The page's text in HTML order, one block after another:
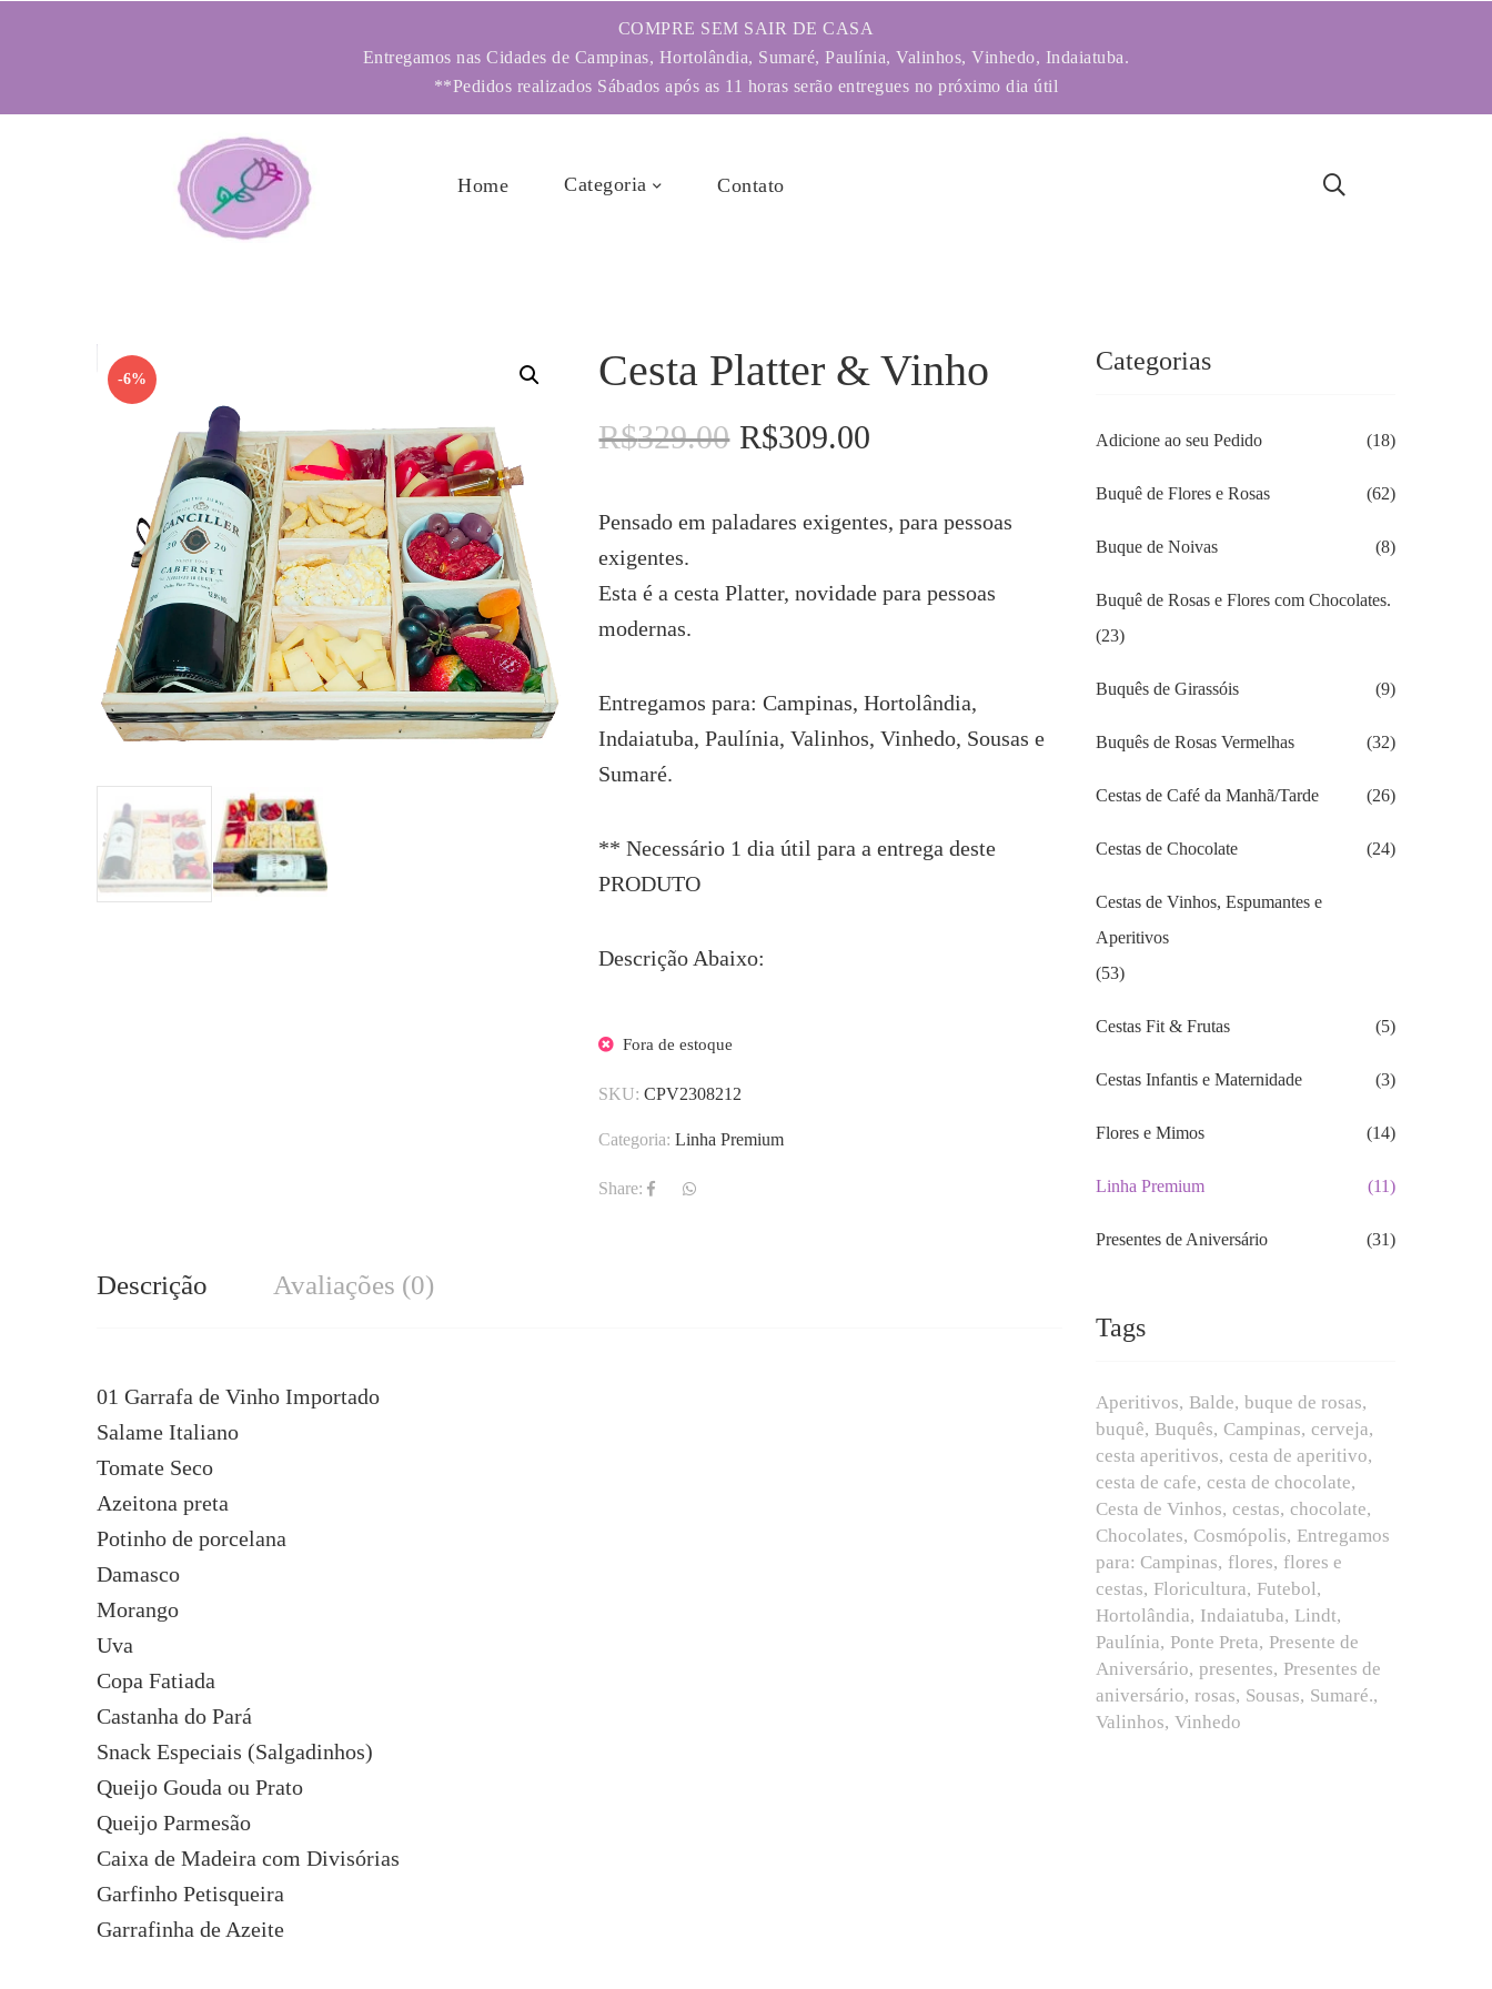
COMPRE SEM SAIR DE CASA
Entregamos nas Cidades de Campinas, Hortolândia, Sumaré, Paulínia, Valinhos, Vinhedo, Indaiatuba.
**Pedidos realizados Sábados após as 11 horas serão entregues no próximo dia útil
Home Categoria Contato
-6% Cesta Platter & Vinho
R$329.00 O
era:
R$309.00
é:
Pensado em paladares exigentes, para pessoas
exigentes.
Esta é a cesta Platter, novidade para pessoas
modernas.
Entregamos para: Campinas, Hortolândia,
Indaiatuba, Paulínia, Valinhos, Vinhedo, Sousas e
Sumaré.
** Necessário 1 dia útil para a entrega deste
PRODUTO
Descrição Abaixo:
Fora de estoque
SKU:CPV2308212
Categoria:Linha Premium
Share:
Descrição Avaliações (0)
01 Garrafa de Vinho Importado
Salame Italiano
Tomate Seco
Azeitona preta
Potinho de porcelana
Damasco
Morango
Uva
Copa Fatiada
Castanha do Pará
Snack Especiais (Salgadinhos)
Queijo Gouda ou Prato
Queijo Parmesão
Caixa de Madeira com Divisórias
Garfinho Petisqueira
Garrafinha de Azeite
Categorias
Adicione ao seu Pedido (18)
Buquê de Flores e Rosas (62)
Buque de Noivas (8)
Buquê de Rosas e Flores com Chocolates.
(23)
Buquês de Girassóis (9)
Buquês de Rosas Vermelhas (32)
Cestas de Café da Manhã/Tarde (26)
Cestas de Chocolate (24)
Cestas de Vinhos, Espumantes e
Aperitivos
(53)
Cestas Fit & Frutas (5)
Cestas Infantis e Maternidade (3)
Flores e Mimos (14)
Linha Premium (11)
Presentes de Aniversário (31)
Tags
Aperitivos Balde buque de rosas
buquê Buquês Campinas cerveja
cesta aperitivos cesta de aperitivo
cesta de cafe cesta de chocolate
Cesta de Vinhos cestas chocolate
Chocolates Cosmópolis Entregamos
para: Campinas flores flores e
cestas Floricultura Futebol
Hortolândia Indaiatuba Lindt
Paulínia Ponte Preta Presente de
Aniversário presentes Presentes de
aniversário rosas Sousas Sumaré.
Valinhos Vinhedo